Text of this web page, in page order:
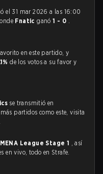
el 31 mar 2026 a las 16:00
Fnatic ganó1 - 0 .
en este partido, y
de los votos a su favor y
se transmitió en
partidos como este, visita
League Stage 1 , así
en vivo, todo en Strafe.